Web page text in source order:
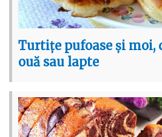
Turtițe pufoase și moi,
ouă sau lapte